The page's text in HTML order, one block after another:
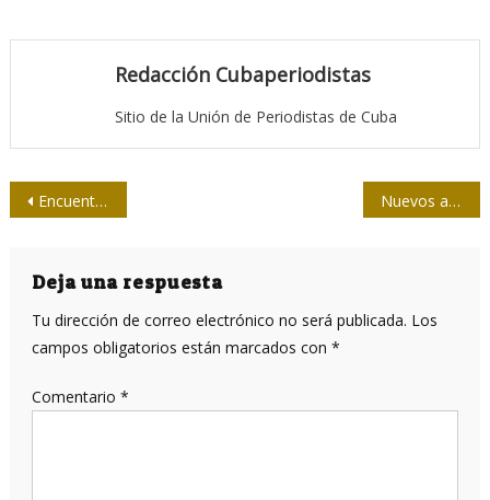
Redacción Cubaperiodistas
Sitio de la Unión de Periodistas de Cuba
Navegación
entradas
Encuentro de Fidel con el Presidente de la Asociación de Comités Olímpicos Nacionales Nuevos acuerdos telefónicos Cuba-EUA
Deja una respuesta
Tu dirección de correo electrónico no será publicada. Los
campos obligatorios están marcados con *
Comentario *